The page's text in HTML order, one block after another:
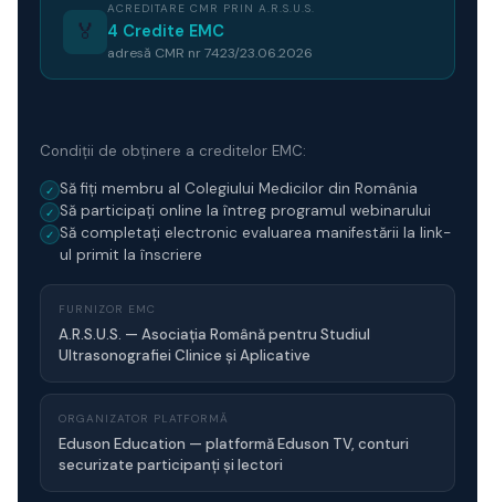
🏅
ACREDITARE CMR PRIN A.R.S.U.S.
4 Credite EMC
adresă CMR nr 7423/23.06.2026
Condiții de obținere a creditelor EMC:
✓ Să fiți membru al Colegiului Medicilor din România
✓ Să participați online la întreg programul webinarului
✓ Să completați electronic evaluarea manifestării la link-
ul primit la înscriere
FURNIZOR EMC
A.R.S.U.S. — Asociația Română pentru Studiul
Ultrasonografiei Clinice și Aplicative
ORGANIZATOR PLATFORMĂ
Eduson Education — platformă Eduson TV, conturi
securizate participanți și lectori